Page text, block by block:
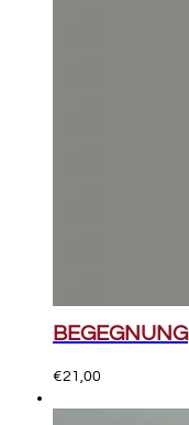
BEGEGNUNG
€21,00